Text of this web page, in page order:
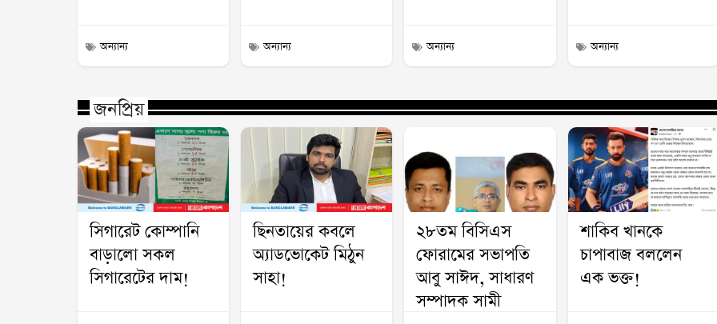
অন্যান্য অন্যান্য অন্যান্য অন্যান্য
জনপ্রিয়
সিগারেট কোম্পানি
বাড়ালো সকল
সিগারেটের দাম!
ছিনতায়ের কবলে
অ্যাডভোকেট মিঠুন
সাহা!
২৮তম বিসিএস
ফোরামের সভাপতি
আবু সাঈদ, সাধারণ
সম্পাদক সামী
শাকিব খানকে
চাপাবাজ বললেন
এক ভক্ত!